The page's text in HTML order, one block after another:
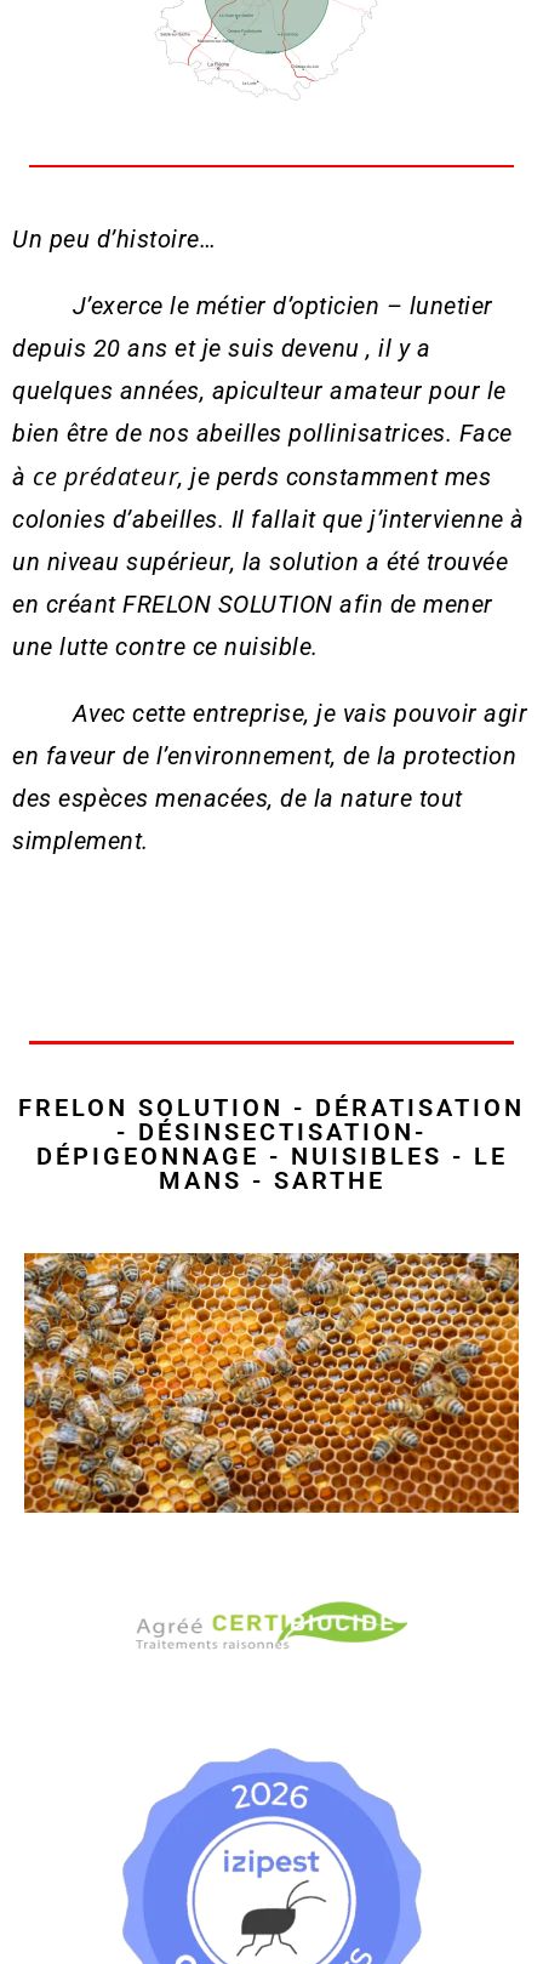
Un peu d’histoire…
J’exerce le métier d’opticien – lunetier
depuis 20 ans et je suis devenu , il y a
quelques années, apiculteur amateur pour le
bien être de nos abeilles pollinisatrices. Face
à ce prédateur, je perds constamment mes
colonies d’abeilles. Il fallait que j’intervienne à
un niveau supérieur, la solution a été trouvée
en créant FRELON SOLUTION afin de mener
une lutte contre ce nuisible.
Avec cette entreprise, je vais pouvoir agir
en faveur de l’environnement, de la protection
des espèces menacées, de la nature tout
simplement.
FRELON SOLUTION - DÉRATISATION
- DÉSINSECTISATION-
DÉPIGEONNAGE - NUISIBLES - LE
MANS - SARTHE